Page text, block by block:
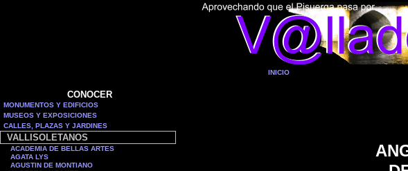
INICIO
CONOCER
MONUMENTOS Y EDIFICIOS
MUSEOS Y EXPOSICIONES
CALLES, PLAZAS Y JARDINES
VALLISOLETANOS
ACADEMIA DE BELLAS ARTES
AGATA LYS
AGUSTIN DE MONTIANO